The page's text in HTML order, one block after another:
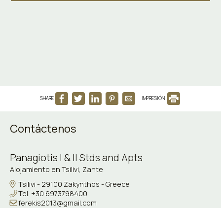
SHARE IMPRESIÓN
Contáctenos
Panagiotis I & II Stds and Apts
Alojamiento en Tsilivi, Zante
Tsilivi - 29100 Zakynthos - Greece
Tel. +30 6973798400
ferekis2013@gmail.com